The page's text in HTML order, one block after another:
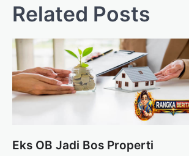
Related Posts
Eks OB Jadi Bos Properti